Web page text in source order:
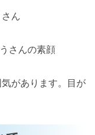
ん
さんの素顔
があります。目が